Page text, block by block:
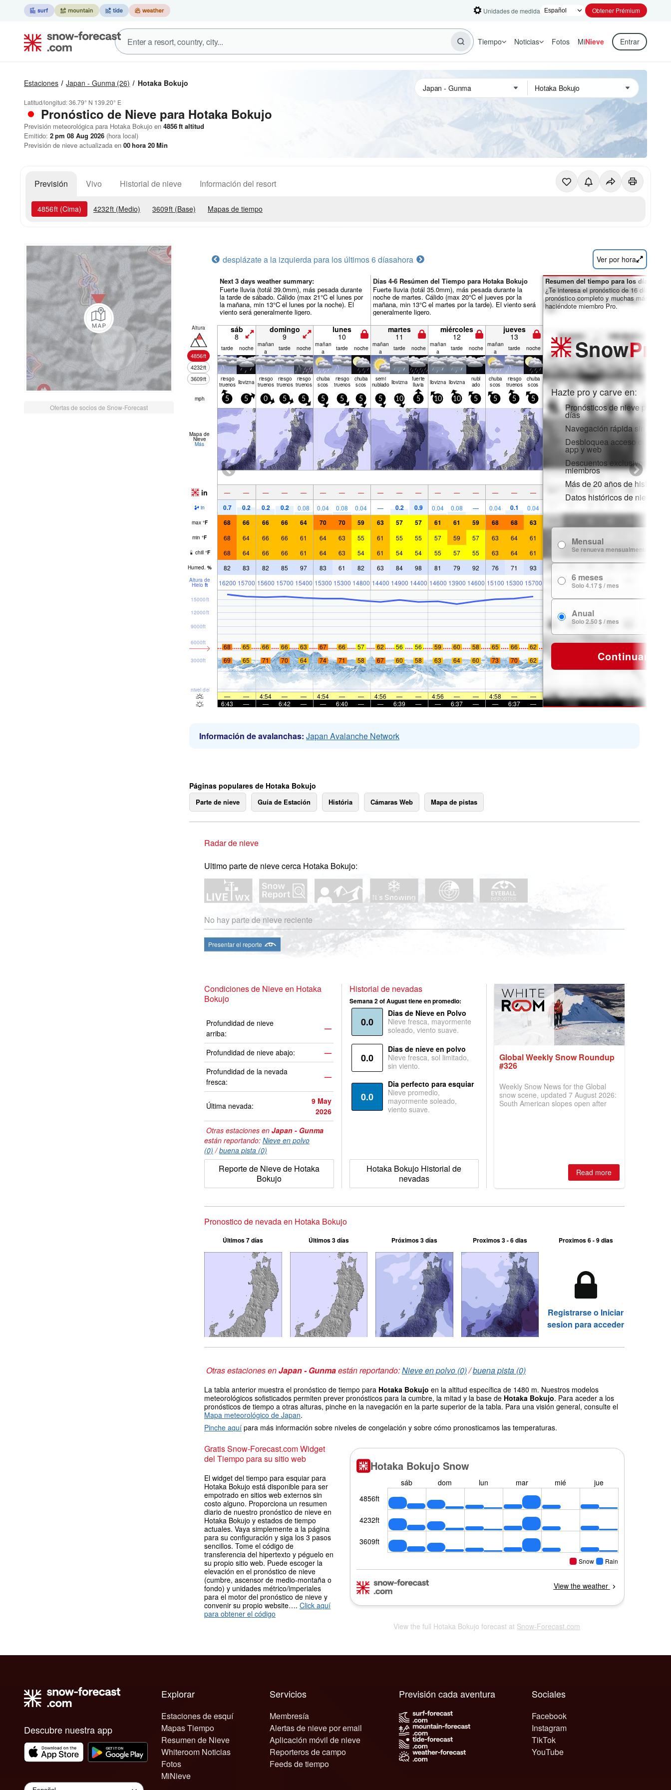
Unidades de medida Obtener Prémium
Tiempo Noticias Fotos MiNieve Entrar
Estaciones Japan - Gunma (26) Hotaka Bokujo
Latitud/longitud:36.79° N 139.20° E
Pronóstico de Nieve para Hotaka Bokujo
Previsión meteorológica para Hotaka Bokujo en 4856ft altitud
Emitido: 2 pm 08 Aug 2026 (hora local)
Previsión de nieve actualizada en 00hora 20Min
Previsión Vivo Historial de nieve Información del resort
4856ft (Cima) 4232ft (Medio) 3609ft (Base) Mapas de tiempo
Ofertas de socios de Snow-Forecast
desplázate a la izquierda para los últimos 6 díasahora Ver por hora
Next 3 days weather summary:
Fuerte lluvia (totál 39.0mm), más pesada durante
la tarde de sábado. Cálido (max 21°C el lunes por
la mañana, min 13°C el lunes por la noche). El
viento será generalmente ligero.
Días 4-6 Resúmen del Tiempo para Hotaka Bokujo
Fuerte lluvia (totál 35.0mm), más pesada durante la
noche de martes. Cálido (max 20°C el jueves por la
mañana, min 13°C el martes por la tarde). El viento será
generalmente ligero.
Altura
4856ft
4232ft
3609ft
sáb
8
domingo
9
lunes
10
martes
11
miércoles
12
jueves
13
tarde noche mañan
a
tarde noche mañan
a
tarde noche mañan
a
tarde noche mañan
a
tarde noche mañan
a
tarde noche
riesgo
truenos llov­izna riesgo
truenos
riesgo
truenos
riesgo
truenos
chuba
scos
riesgo
truenos
chuba
scos
semi
nublado llov­izna fuerte
lluvia llov­izna llov­izna nubl
ado
chuba
scos
riesgo
truenos
chuba
scos
mph 5 5 0 5 5 5 5 5 5 10 5 10 10 5 5 5 5
Mapa de
Nieve
Más
in — — — — — — — — — — — — — — — — —
in 0.7 0.2 0.2 0.2 0.08 0.04 0.08 0.04 — 0.2 0.9 0.04 0.08 — 0.04 0.1 0.04
max °F 68 66 66 66 64 70 70 59 63 57 57 61 61 59 68 68 63
min °F 68 64 66 66 61 64 63 55 61 55 55 57 59 57 63 64 61
chill °F 68 64 66 66 61 64 63 54 61 54 54 55 57 55 63 64 61
Humed. % 82 83 82 85 97 83 61 82 63 84 98 81 79 92 76 71 93
Altura de
Hielo ft 16200 15700 15600 15700 15400 15300 15300 14800 14400 14900 14400 14600 13900 14600 15100 15300 15700
nivel del mar
3000ft
6000ft
9000ft
12000ft
15000ft
68 65 66 66 63 67 66 57 62 56 56 59 60 58 65 66
62
69
65 71 70 64 74 71 58 67 60 58 63 64 60 73 70 62
— — 4:54 — — 4:54 — — 4:56 — — 4:56 — — 4:58 —
—
6:43
— — 6:42 — — 6:40 — — 6:39 — — 6:37 — — 6:37 —
Resumen del tiempo para los días 7-16:
¿Te interesa el pronóstico de 16 días?
pronóstico completo y muchas más
haciéndote miembro Pro.
SnowPro
Hazte pro y carve en:
Pronósticos de nieve por
días
Navegación rápida sin
Desbloquea acceso
app y web
Descuentos exclusivos para
miembros
Más de 20 años de historial
Datos históricos de nieve
Mensual
Se renueva mensualmente
6 meses
Solo 4.17 $ / mes
Anual
Solo 2.50 $ / mes
Continuar
Información de avalanchas: Japan Avalanche Network
Páginas populares de Hotaka Bokujo
Parte de nieve Guía de Estación História Cámaras Web Mapa de pistas
Radar de nieve
Ultimo parte de nieve cerca Hotaka Bokujo:
No hay parte de nieve reciente
Presentar el reporte
Condiciones de Nieve en Hotaka
Bokujo
Profundidad de nieve
arriba:
—
Profundidad de nieve abajo:
—
Profundidad de la nevada
fresca:
—
Última nevada:
9 May
2026
Otras estaciones en Japan - Gunma
están reportando: Nieve en polvo
(0) /buena pista (0)
Reporte de Nieve de Hotaka
Bokujo
Historial de nevadas
Semana 2 of August tiene en promedio:
0.0
Dias de Nieve en Polvo
Nieve fresca, mayormente
soleado, viento suave.
0.0
Dias de nieve en polvo
Nieve fresca, sol limitado,
sin viento.
0.0
Dia perfecto para esquiar
Nieve promedio,
mayormente soleado,
viento suave.
Hotaka Bokujo Historial de
nevadas
Global Weekly Snow Roundup
#326
Weekly Snow News for the Global
snow scene, updated 7 August 2026:
South American slopes open after
Read more
Pronostico de nevada en Hotaka Bokujo
Últimos 7 días Últimos 3 días Próximos 3 días Proximos 3 - 6 dias Proximos 6 - 9 dias
Registrarse o Iniciar
sesion para acceder
Otras estaciones enJapan - Gunmaestán reportando:Nieve en polvo (0)/buena pista (0)
La tabla anterior muestra el pronóstico de tiempo para Hotaka Bokujo en la altitud específica de 1480 m. Nuestros modelos
meteorológicos sofisticados permiten prever pronósticos para la cumbre, la mitad y la base de Hotaka Bokujo. Para aceder a los
pronósticos de tiempo a otras alturas, pinche en la navegación en la parte superior de la tabla. Para una visión general, consulte el
Mapa meteorológico de Japan.
Pinche aquí para más información sobre niveles de congelación y sobre cómo pronosticamos las temperaturas.
Gratis Snow-Forecast.com Widget
del Tiempo para su sitio web
El widget del tiempo para esquiar para
Hotaka Bokujo está disponible para ser
empotrado en sitios web externos sin
costo alguno. Proporciona un resumen
diario de nuestro pronóstico de nieve en
Hotaka Bokujo y estados de tiempo
actuales. Vaya simplemente a la página
para su configuración y siga los 3 pasos
sencillos. Tome el código de
transferencia del hipertexto y péguelo en
su propio sitio web. Puede escoger la
elevación en el pronóstico de nieve
(cumbre, ascensor de medio-montaña o
fondo) y unidades métrico/imperiales
para el motor del pronóstico de nieve y
convenir su propio website…. Click aquí
para obtener el código
View the full Hotaka Bokujo forecast at Snow-Forecast.com
Descubre nuestra app
Explorar
Estaciones de esquí
Mapas Tiempo
Resumen de Nieve
Whiteroom Noticias
Fotos
MiNieve
Servicios
Membresía
Alertas de nieve por email
Aplicación móvil de nieve
Reporteros de campo
Feeds de tiempo
Sociales
Facebook
Instagram
TikTok
YouTube
Previsión cada aventura